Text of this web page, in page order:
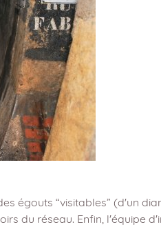
égouts “visitables” (d'un
du réseau. Enfin, l'équipe